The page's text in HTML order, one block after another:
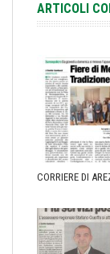
ARTICOLI
CORRIERE DI